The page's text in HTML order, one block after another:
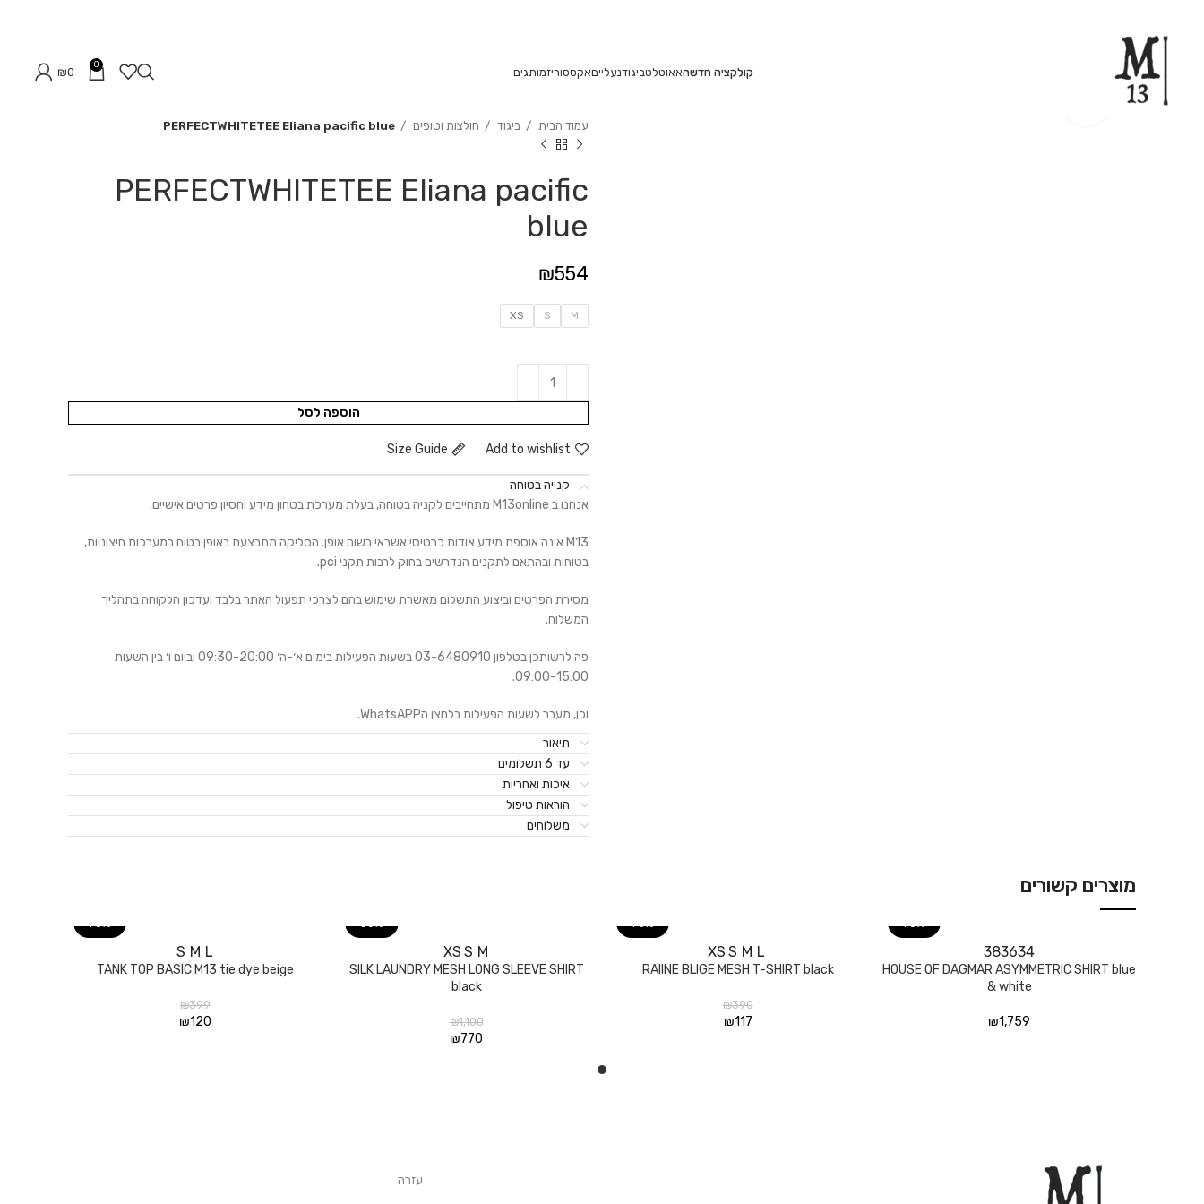
קולקציה חדשהאאוטלטביגודנעלייםאקססוריזמותגים
0
₪0
עמוד הבית
ביגוד חולצות וטופים PERFECTWHITETEE Eliana pacific blue
PERFECTWHITETEE Eliana pacific
blue
₪554
M
S
XS
הוספה לסל
Add to wishlist
Size Guide
קנייה בטוחה
אנחנו ב M13online מתחייבים לקניה בטוחה, בעלת מערכת בטחון מידע וחסיון פרטים אישיים.
M13 אינה אוספת מידע אודות כרטיסי אשראי בשום אופן. הסליקה מתבצעת באופן בטוח במערכות חיצוניות,
בטוחות ובהתאם לתקנים הנדרשים בחוק לרבות תקני pci.
מסירת הפרטים וביצוע התשלום מאשרת שימוש בהם לצרכי תפעול האתר בלבד ועדכון הלקוחה בתהליך
המשלוח.
פה לרשותכן בטלפון 03-6480910 בשעות הפעילות בימים א׳-ה׳ 09:30-20:00 וביום ו׳ בין השעות
09:00-15:00.
וכן, מעבר לשעות הפעילות בלחצן הWhatsAPP.
תיאור
עד 6 תשלומים
איכות ואחריות
הוראות טיפול
משלוחים
מוצרים קשורים
34
36
38
HOUSE OF DAGMAR ASYMMETRIC SHIRT blue
& white
₪1,759
L
M
S
XS
RAIINE BLIGE MESH T-SHIRT black
₪390
₪117
M
S
XS
SILK LAUNDRY MESH LONG SLEEVE SHIRT
black
₪1,100
₪770
L
M
S
TANK TOP BASIC M13 tie dye beige
₪399
₪120
עזרה